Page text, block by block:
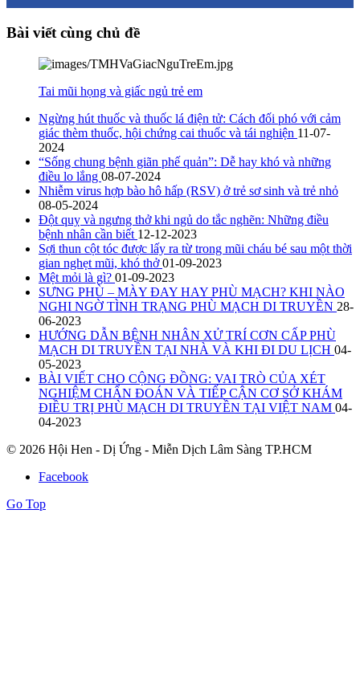
Bài viết cùng chủ đề
Tai mũi họng và giấc ngủ trẻ em
Ngừng hút thuốc và thuốc lá điện tử: Cách đối phó với cảm
giác thèm thuốc, hội chứng cai thuốc và tái nghiện 11-07-
2024
“Sống chung bệnh giãn phế quản”: Dễ hay khó và những
điều lo lắng 08-07-2024
Nhiễm virus hợp bào hô hấp (RSV) ở trẻ sơ sinh và trẻ nhỏ
08-05-2024
Đột quỵ và ngưng thở khi ngủ do tắc nghẽn: Những điều
bệnh nhân cần biết 12-12-2023
Sợi thun cột tóc được lấy ra từ trong mũi cháu bé sau một thời
gian nghẹt mũi, khó thở01-09-2023
Mệt mỏi là gì? 01-09-2023
SƯNG PHÙ – MÀY ĐAY HAY PHÙ MẠCH? KHI NÀO
NGHI NGỜ TÌNH TRẠNG PHÙ MẠCH DI TRUYỀN 28-
06-2023
HƯỚNG DẪN BỆNH NHÂN XỬ TRÍ CƠN CẤP PHÙ
MẠCH DI TRUYỀN TẠI NHÀ VÀ KHI ĐI DU LỊCH 04-
05-2023
BÀI VIẾT CHO CỘNG ĐỒNG: VAI TRÒ CỦA XÉT
NGHIỆM CHẨN ĐOÁN VÀ TIẾP CẬN CƠ SỞ KHÁM
ĐIỀU TRỊ PHÙ MẠCH DI TRUYỀN TẠI VIỆT NAM 04-
04-2023
© 2026 Hội Hen - Dị Ứng - Miễn Dịch Lâm Sàng TP.HCM
Facebook
Go Top